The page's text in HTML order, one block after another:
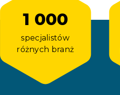
1 000
specjalistów
różnych branż